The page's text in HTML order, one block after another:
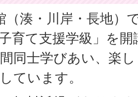
（湊・川岸・長地）
育て支援学級」を
同士学びあい、楽
ています。